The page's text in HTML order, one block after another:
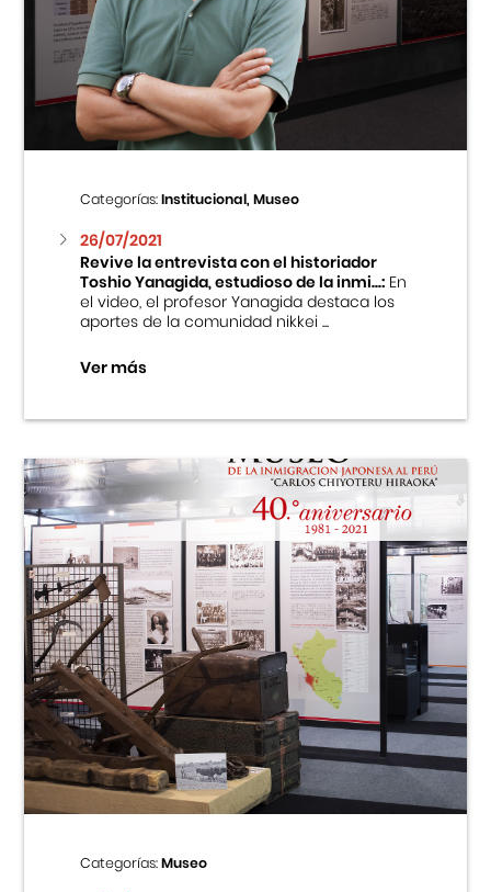
Categorías:Institucional, Museo
26/07/2021
Revive la entrevista con el historiador
Toshio Yanagida, estudioso de la inmi...:En
el video, el profesor Yanagida destaca los
aportes de la comunidad nikkei ...
Ver más
Categorías:Museo